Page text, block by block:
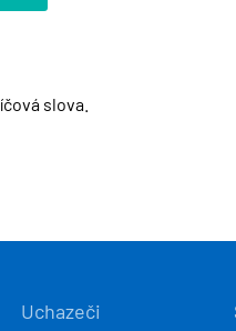
slova.
HLAVNÍ
Uchazeči